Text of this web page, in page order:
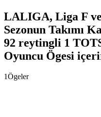
LALIGA, Liga F
Sezonun Takımı
92 reytingli 1
Oyuncu Ögesi
1Ögeler